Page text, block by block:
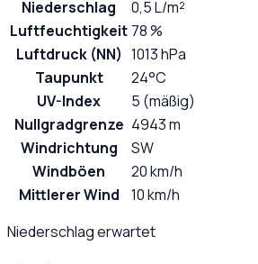
Niederschlag
0,5 L/m²
Luftfeuchtigkeit 78 %
Luftdruck (NN) 1013 hPa
Taupunkt
24°C
UV-Index
5 (mäßig)
Nullgradgrenze 4943 m
Windrichtung
SW
Windböen
20 km/h
Mittlerer Wind
10 km/h
Niederschlag erwartet